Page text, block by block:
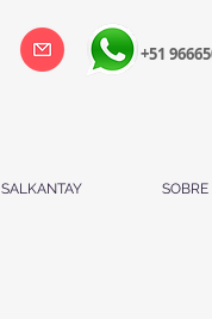
+51
SALKANTAY SOBRE